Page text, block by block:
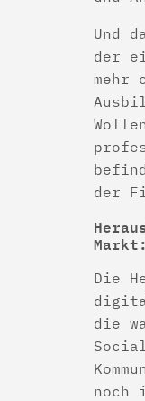
Und
der
mehr
der
Markt:
Die
die
noch